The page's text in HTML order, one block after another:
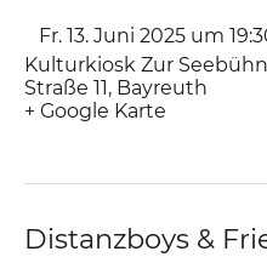
Fr. 13. Juni 2025 um
Kulturkiosk Zur
Straße 11 Bayreuth
+ Google Karte
Distanzboys &